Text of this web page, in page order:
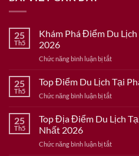
25
Th5
Khám Phá Điểm Du
2026
Chức năng bình luận bị tắtở
Phá
Điểm
Du
Bắc
Dẫn
25
Th5
Top Điểm Du Lịch Tại
Chức năng bình luận bị tắtở
Điểm
Du
Tại
25
Th5
Top Địa Điểm Du Lịch
Nhất 2026
Chức năng bình luận bị tắtở